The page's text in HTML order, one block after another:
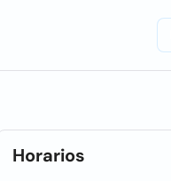
Horarios